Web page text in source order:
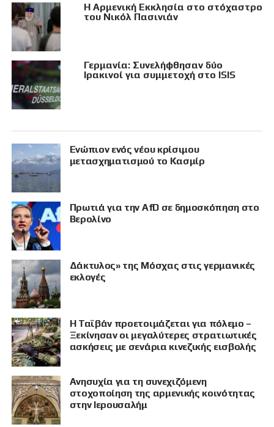
Η Αρμενική Εκκλησία στο στόχαστρο
του Νικόλ Πασινιάν
Γερμανία: Συνελήφθησαν δύο
Ιρακινοί για συμμετοχή στο ISIS
Eνώπιον ενός νέου κρίσιμου
μετασχηματισμού το Κασμίρ
Πρωτιά για την AfD σε δημοσκόπηση στο
Βερολίνο
Δάκτυλος» της Μόσχας στις γερμανικές
εκλογές
Η Ταϊβάν προετοιμάζεται για πόλεμο –
Ξεκίνησαν οι μεγαλύτερες στρατιωτικές
ασκήσεις με σενάρια κινεζικής εισβολής
Ανησυχία για τη συνεχιζόμενη
στοχοποίηση της αρμενικής κοινότητας
στην Ιερουσαλήμ